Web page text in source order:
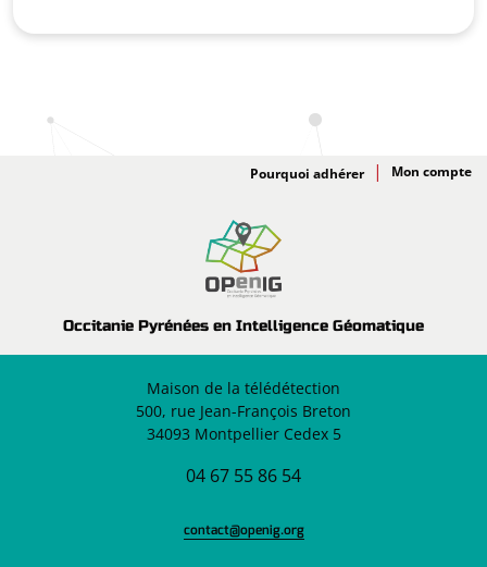
Occitanie Pyrénées en Intelligence Géomatique
Adhésion
Pourquoi adhérer
Maison de la télédétection
500, rue Jean-François Breton
34093 Montpellier Cedex 5
04 67 55 86 54
contact@openig.org